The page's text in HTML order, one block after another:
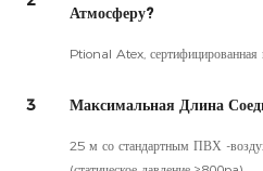
Атмосферу?
Ptional Atex, сертифицированная
3 Максимальная Длина
25 м со стандартным ПВХ -